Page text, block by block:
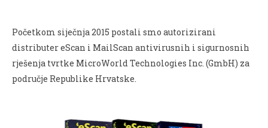
Početkom siječnja 2015 postali smo autorizirani
distributer eScan i MailScan antivirusnih i sigurnosnih
rješenja tvrtke MicroWorld Technologies Inc. (GmbH) za
područje Republike Hrvatske.